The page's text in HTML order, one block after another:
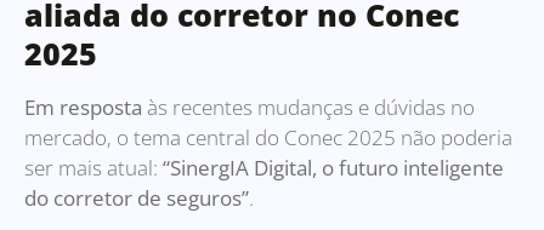
aliada do corretor no Conec
2025
Em resposta às recentes mudanças e dúvidas no
mercado, o tema central do Conec 2025 não poderia
ser mais atual: “SinergIA Digital, o futuro inteligente
do corretor de seguros”.